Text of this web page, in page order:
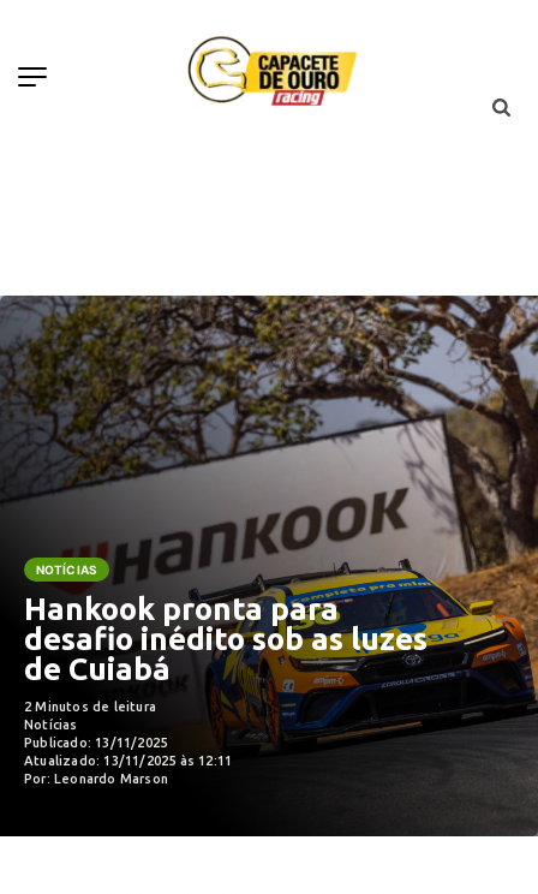
NOTÍCIAS
Hankook pronta para
desafio inédito sob as luzes
de Cuiabá
2 Minutos de leitura
Notícias
Publicado: 13/11/2025
Atualizado: 13/11/2025 às 12:11
Por: Leonardo Marson